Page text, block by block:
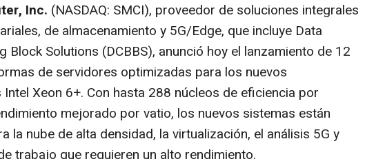
Inc. (NASDAQ: SMCI), proveedor de soluciones integrales
de almacenamiento y 5G/Edge, que incluye Data
Block Solutions (DCBBS), anunció hoy el lanzamiento de 12
de servidores optimizadas para los nuevos
Xeon 6+. Con hasta 288 núcleos de eficiencia por
mejorado por vatio, los nuevos sistemas están
la nube de alta densidad, la virtualización, el análisis 5G y
trabajo que requieren un alto rendimiento.